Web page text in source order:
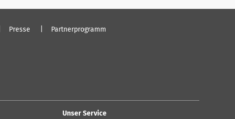
Presse Partnerprogramm
Unser Service